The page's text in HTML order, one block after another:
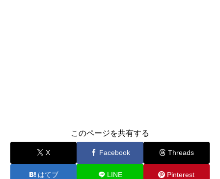
このページを共有する
X Facebook Threads
はてブ LINE Pinterest